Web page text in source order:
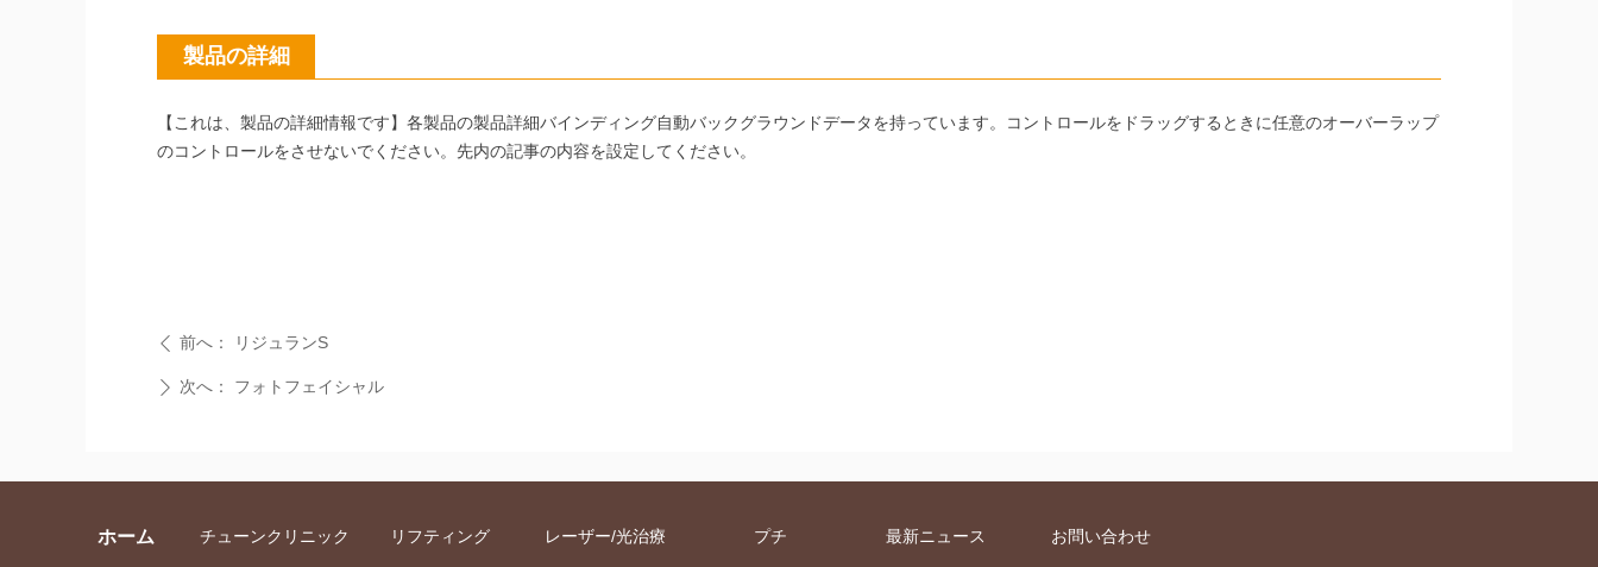
製品の詳細
【これは、製品の詳細情報です】各製品の製品詳細バインディング自動バックグラウンドデータを持っています。コントロールをドラッグするときに任意のオーバーラップ
のコントロールをさせないでください。先内の記事の内容を設定してください。
ꄴ 前へ： リジュランS
ꄲ 次へ： フォトフェイシャル
ホーム チューンクリニック リフティング レーザー/光治療 プチ 最新ニュース お問い合わせ